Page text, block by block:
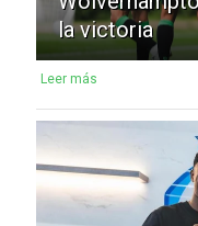
la victoria
Leer más